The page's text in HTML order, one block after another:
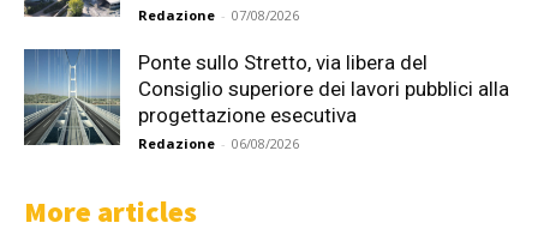
Redazione - 07/08/2026
Ponte sullo Stretto, via libera del
Consiglio superiore dei lavori pubblici alla
progettazione esecutiva
Redazione - 06/08/2026
More articles